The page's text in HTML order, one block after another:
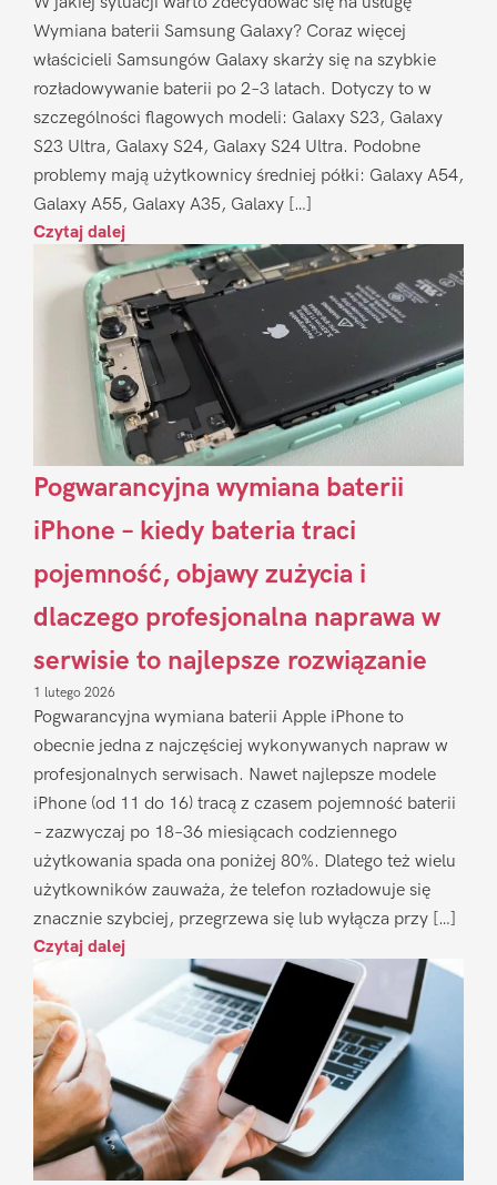
Wymiana baterii Samsung Galaxy? Coraz więcej
właścicieli Samsungów Galaxy skarży się na szybkie
rozładowywanie baterii po 2–3 latach. Dotyczy to w
szczególności flagowych modeli: Galaxy S23, Galaxy
S23 Ultra, Galaxy S24, Galaxy S24 Ultra. Podobne
problemy mają użytkownicy średniej półki: Galaxy A54,
Galaxy A55, Galaxy A35, Galaxy […]
Czytaj dalej
Pogwarancyjna wymiana baterii
iPhone – kiedy bateria traci
pojemność, objawy zużycia i
dlaczego profesjonalna naprawa w
serwisie to najlepsze rozwiązanie
1 lutego 2026
Pogwarancyjna wymiana baterii Apple iPhone to
obecnie jedna z najczęściej wykonywanych napraw w
profesjonalnych serwisach. Nawet najlepsze modele
iPhone (od 11 do 16) tracą z czasem pojemność baterii
– zazwyczaj po 18–36 miesiącach codziennego
użytkowania spada ona poniżej 80%. Dlatego też wielu
użytkowników zauważa, że telefon rozładowuje się
znacznie szybciej, przegrzewa się lub wyłącza przy […]
Czytaj dalej